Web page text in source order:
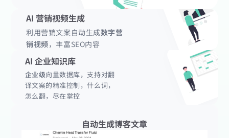
AI 营销视频生成
利用营销文案自动生成数字营
销视频，丰富SEO内容
AI 企业知识库
企业级向量数据库，支持对翻
译文案的精准控制，什么词，
怎么翻，尽在掌控
自动生成博客文章